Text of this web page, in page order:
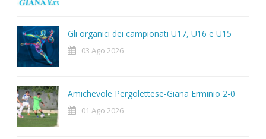
Gli organici dei campionati U17, U16 e U15
03 Ago 2026
Amichevole Pergolettese-Giana Erminio 2-0
01 Ago 2026